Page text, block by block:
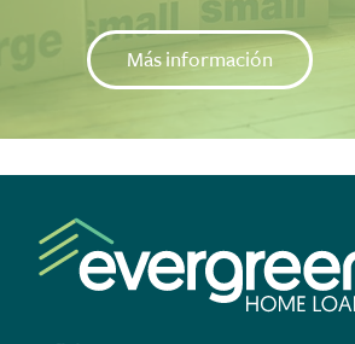
Más información